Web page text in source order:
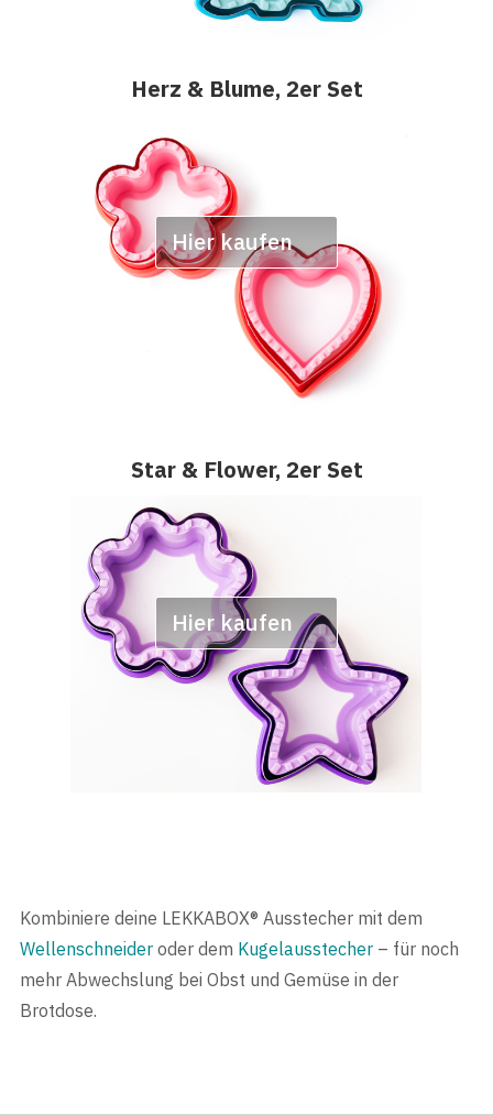
Herz & Blume, 2er Set
Hier kaufen
Star & Flower, 2er Set
Hier kaufen
Kombiniere deine LEKKABOX® Ausstecher mit dem
Wellenschneideroder dem Kugelausstecher– für noch
mehr Abwechslung bei Obst und Gemüse in der
Brotdose.